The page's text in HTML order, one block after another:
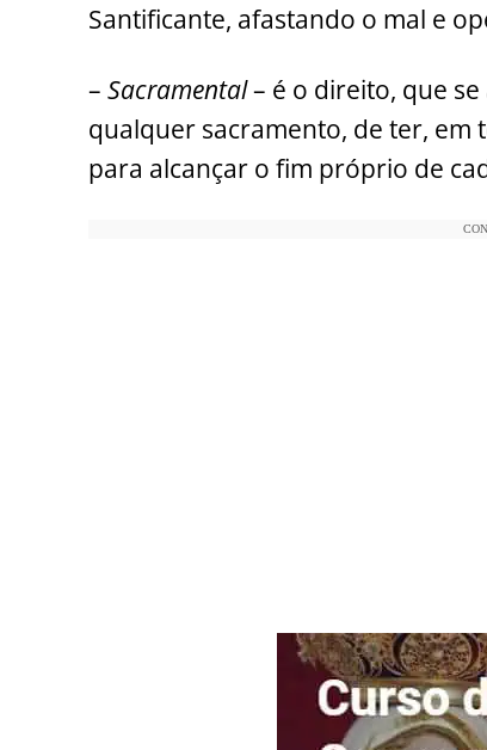
Santificante, afastando o mal e
– Sacramental– é o direito, que
qualquer sacramento, de ter, em
para alcançar o fim próprio de